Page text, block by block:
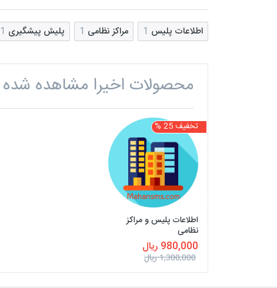
اطلاعات پلیس 1 مراکز نظامی 1 پلیش پیشگیری 1
محصولات اخیرا مشاهده شده
تخفیف 25 %
اطلاعات پلیس و مراکز
نظامی
980,000 ریال
1,300,000 ریال